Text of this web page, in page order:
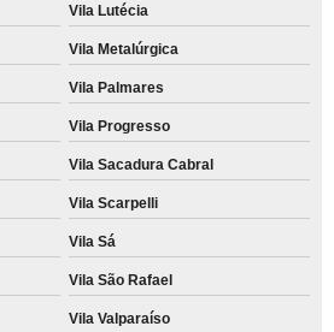
Vila Lutécia
Vila Metalúrgica
Vila Palmares
Vila Progresso
Vila Sacadura Cabral
Vila Scarpelli
Vila Sá
Vila São Rafael
Vila Valparaíso